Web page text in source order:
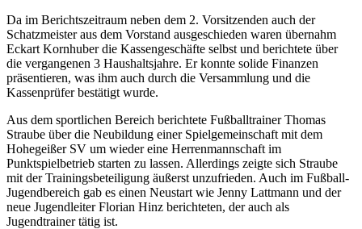
Da im Berichtszeitraum neben dem 2. Vorsitzenden auch der
Schatzmeister aus dem Vorstand ausgeschieden waren übernahm
Eckart Kornhuber die Kassengeschäfte selbst und berichtete über
die vergangenen 3 Haushaltsjahre. Er konnte solide Finanzen
präsentieren, was ihm auch durch die Versammlung und die
Kassenprüfer bestätigt wurde.
Aus dem sportlichen Bereich berichtete Fußballtrainer Thomas
Straube über die Neubildung einer Spielgemeinschaft mit dem
Hohegeißer SV um wieder eine Herrenmannschaft im
Punktspielbetrieb starten zu lassen. Allerdings zeigte sich Straube
mit der Trainingsbeteiligung äußerst unzufrieden. Auch im Fußball-
Jugendbereich gab es einen Neustart wie Jenny Lattmann und der
neue Jugendleiter Florian Hinz berichteten, der auch als
Jugendtrainer tätig ist.